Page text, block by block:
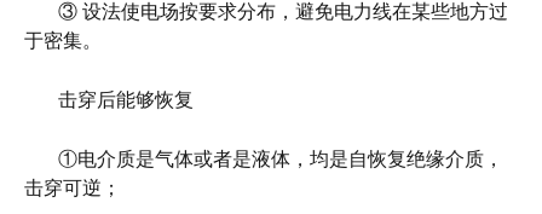
③ 设法使电场按要求分布，避免电力线在某些地方过
于密集。
击穿后能够恢复
①电介质是气体或者是液体，均是自恢复绝缘介质，
击穿可逆；